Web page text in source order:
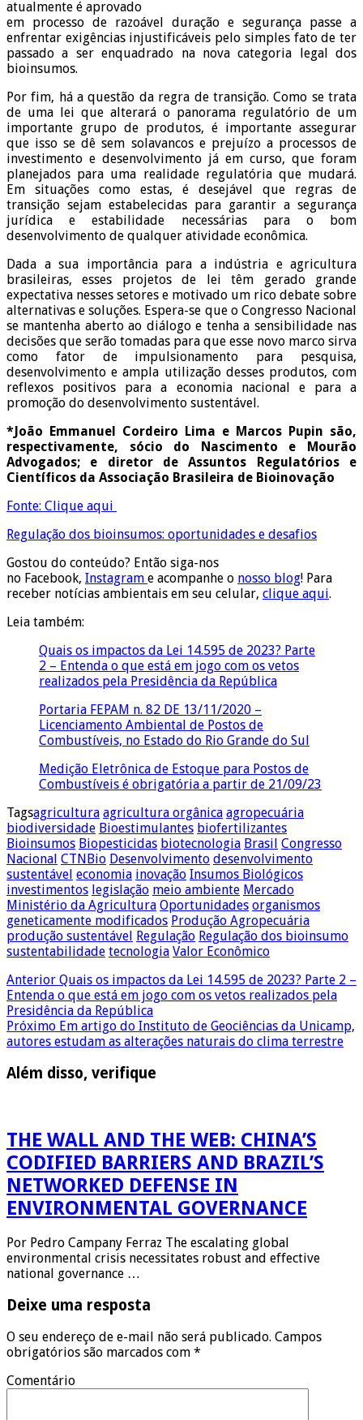
atualmente é aprovado
em processo de razoável duração e segurança passe a
enfrentar exigências injustificáveis pelo simples fato de ter
passado a ser enquadrado na nova categoria legal dos
bioinsumos.
Por fim, há a questão da regra de transição. Como se trata
de uma lei que alterará o panorama regulatório de um
importante grupo de produtos, é importante assegurar
que isso se dê sem solavancos e prejuízo a processos de
investimento e desenvolvimento já em curso, que foram
planejados para uma realidade regulatória que mudará.
Em situações como estas, é desejável que regras de
transição sejam estabelecidas para garantir a segurança
jurídica e estabilidade necessárias para o bom
desenvolvimento de qualquer atividade econômica.
Dada a sua importância para a indústria e agricultura
brasileiras, esses projetos de lei têm gerado grande
expectativa nesses setores e motivado um rico debate sobre
alternativas e soluções. Espera-se que o Congresso Nacional
se mantenha aberto ao diálogo e tenha a sensibilidade nas
decisões que serão tomadas para que esse novo marco sirva
como fator de impulsionamento para pesquisa,
desenvolvimento e ampla utilização desses produtos, com
reflexos positivos para a economia nacional e para a
promoção do desenvolvimento sustentável.
*João Emmanuel Cordeiro Lima e Marcos Pupin são,
respectivamente, sócio do Nascimento e Mourão
Advogados; e diretor de Assuntos Regulatórios e
Científicos da Associação Brasileira de Bioinovação
Fonte: Clique aqui
Regulação dos bioinsumos: oportunidades e desafios
Gostou do conteúdo? Então siga-nos
no Facebook, Instagram e acompanhe o nosso blog! Para
receber notícias ambientais em seu celular, clique aqui.
Leia também:
Quais os impactos da Lei 14.595 de 2023? Parte
2 – Entenda o que está em jogo com os vetos
realizados pela Presidência da República
Portaria FEPAM n. 82 DE 13/11/2020 –
Licenciamento Ambiental de Postos de
Combustíveis, no Estado do Rio Grande do Sul
Medição Eletrônica de Estoque para Postos de
Combustíveis é obrigatória a partir de 21/09/23
Tagsagricultura agricultura orgânica agropecuária
biodiversidade Bioestimulantes biofertilizantes
Bioinsumos Biopesticidas biotecnologia Brasil Congresso
Nacional CTNBio Desenvolvimento desenvolvimento
sustentável economia inovação Insumos Biológicos
investimentos legislação meio ambiente Mercado
Ministério da Agricultura Oportunidades organismos
geneticamente modificados Produção Agropecuária
produção sustentável
Regulação Regulação dos bioinsumo
sustentabilidade tecnologia Valor Econômico
Anterior Quais os impactos da Lei 14.595 de 2023? Parte 2 –
Entenda o que está em jogo com os vetos realizados pela
Presidência da República
Próximo Em artigo do Instituto de Geociências da Unicamp,
autores estudam as alterações naturais do clima terrestre
Além disso, verifique
THE WALL AND THE WEB: CHINA’S
CODIFIED BARRIERS AND BRAZIL’S
NETWORKED DEFENSE IN
ENVIRONMENTAL GOVERNANCE
Por Pedro Campany Ferraz The escalating global
environmental crisis necessitates robust and effective
national governance …
Deixe uma resposta
O seu endereço de e-mail não será publicado. Campos
obrigatórios são marcados com *
Comentário